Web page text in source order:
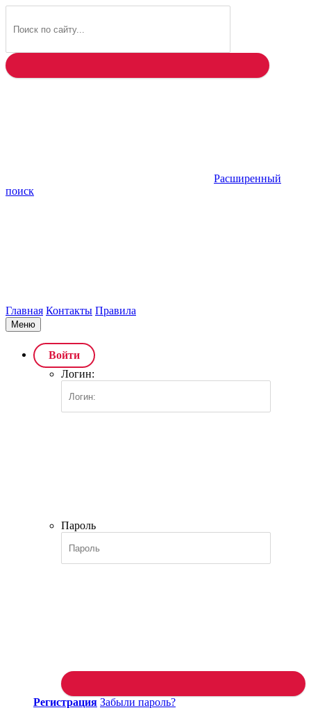
Расширенный
поиск
Главная Контакты Правила
Меню
Войти
Логин:
Пароль
Регистрация Забыли пароль?